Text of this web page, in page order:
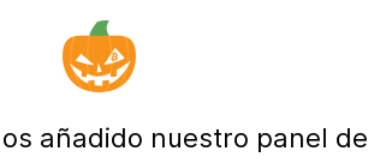
añadido nuestro panel de